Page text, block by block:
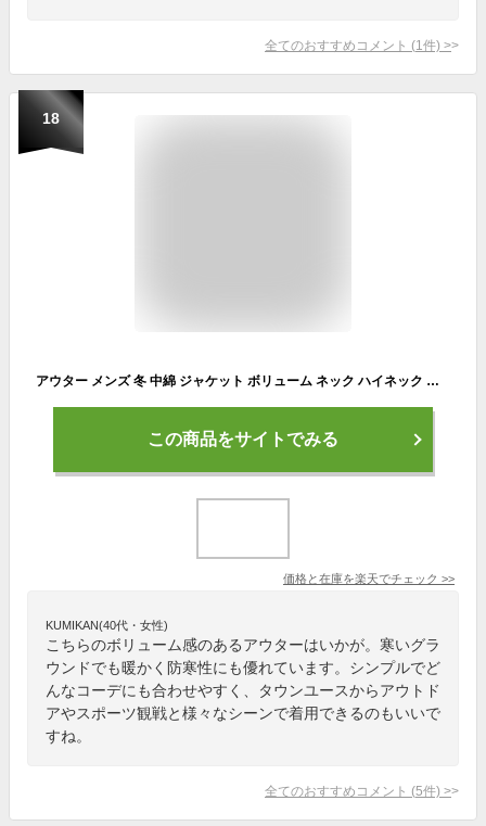
全てのおすすめコメント (1 件) >
18
アウター メンズ 冬 中綿 ジャケット ボリューム ネック ハイネック 止水 ZIP 秋 防寒 軽量 あったかい マウンテンパーカー S M L XL
この商品をサイトでみる
価格と在庫を楽天でチェック >>
KUMIKAN(40代・女性)
こちらのボリューム感のあるアウターはいかが。寒いグラ
ウンドでも暖かく防寒性にも優れています。シンプルでど
んなコーデにも合わせやすく、タウンユースからアウトド
アやスポーツ観戦と様々なシーンで着用できるのもいいで
すね。
全てのおすすめコメント (5件) >